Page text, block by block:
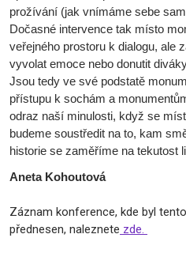
prožívání (jak vnímáme sebe
Dočasné intervence tak místo
veřejného prostoru k dialogu, ale
vyvolat emoce nebo donutit
Jsou tedy ve své podstatě
přístupu k sochám a
odraz naší minulosti, když se
budeme soustředit na to, kam
historie se zaměříme na tekutost
Aneta Kohoutová
Záznam konference, kde byl
přednesen, naleznete zde.